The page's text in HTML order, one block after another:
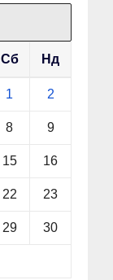
Сб Нд
1 2
8 9
15 16
22 23
29 30